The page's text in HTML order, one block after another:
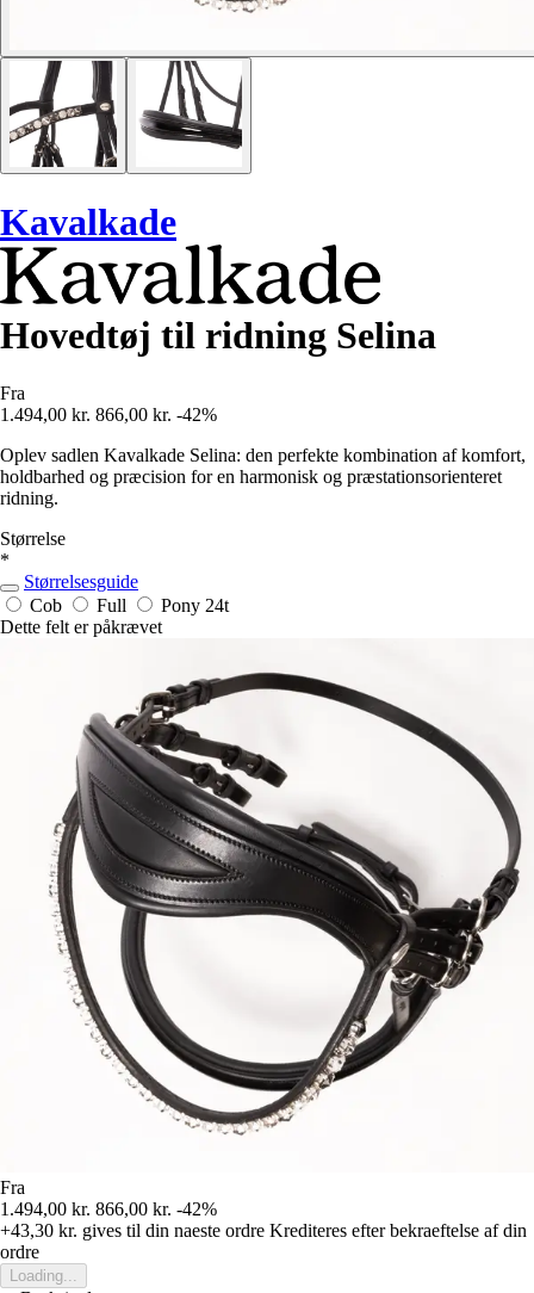
Kavalkade
Hovedtøj til ridning Selina
Fra
1.494,00 kr. 866,00 kr. -42%
Oplev sadlen Kavalkade Selina: den perfekte kombination af komfort,
holdbarhed og præcision for en harmonisk og præstationsorienteret
ridning.
Størrelse
*
Størrelsesguide
Cob
Full Pony 24t
Dette felt er påkrævet
Fra
1.494,00 kr. 866,00 kr. -42%
+43,30 kr. gives til din naeste ordre Krediteres efter bekraeftelse af din
ordre
Loading...